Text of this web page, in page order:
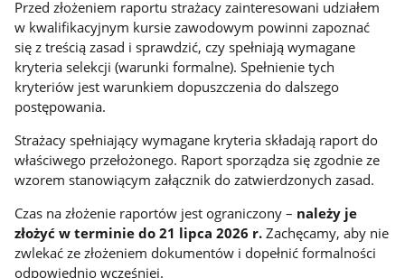
Przed złożeniem raportu strażacy zainteresowani udziałem
w kwalifikacyjnym kursie zawodowym powinni zapoznać
się z treścią zasad i sprawdzić, czy spełniają wymagane
kryteria selekcji (warunki formalne). Spełnienie tych
kryteriów jest warunkiem dopuszczenia do dalszego
postępowania.
Strażacy spełniający wymagane kryteria składają raport do
właściwego przełożonego. Raport sporządza się zgodnie ze
wzorem stanowiącym załącznik do zatwierdzonych zasad.
Czas na złożenie raportów jest ograniczony – należy je
złożyć w terminie do 21 lipca 2026 r. Zachęcamy, aby nie
zwlekać ze złożeniem dokumentów i dopełnić formalności
odpowiednio wcześniej.